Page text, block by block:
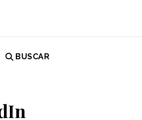
BUSCAR